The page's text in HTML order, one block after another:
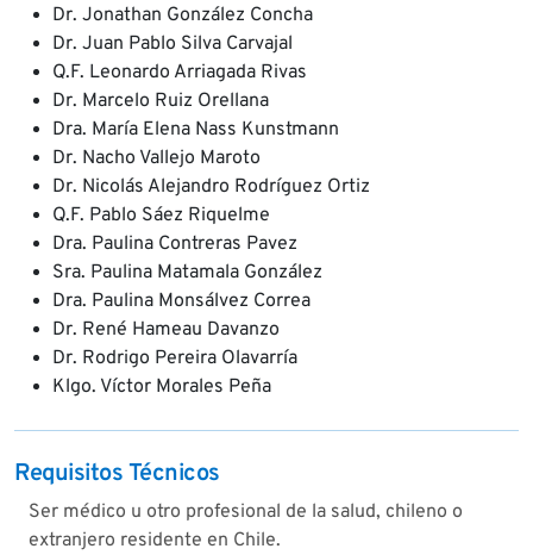
Dr. Jonathan González Concha
Dr. Juan Pablo Silva Carvajal
Q.F. Leonardo Arriagada Rivas
Dr. Marcelo Ruiz Orellana
Dra. María Elena Nass Kunstmann
Dr. Nacho Vallejo Maroto
Dr. Nicolás Alejandro Rodríguez Ortiz
Q.F. Pablo Sáez Riquelme
Dra. Paulina Contreras Pavez
Sra. Paulina Matamala González
Dra. Paulina Monsálvez Correa
Dr. René Hameau Davanzo
Dr. Rodrigo Pereira Olavarría
Klgo. Víctor Morales Peña
Requisitos Técnicos
Ser médico u otro profesional de la salud, chileno o
extranjero residente en Chile.